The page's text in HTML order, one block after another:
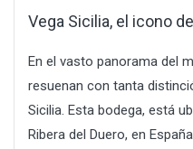
Vega Sicilia, el icono
En el vasto panorama del
resuenan con tanta
Sicilia. Esta bodega, está
Ribera del Duero, en